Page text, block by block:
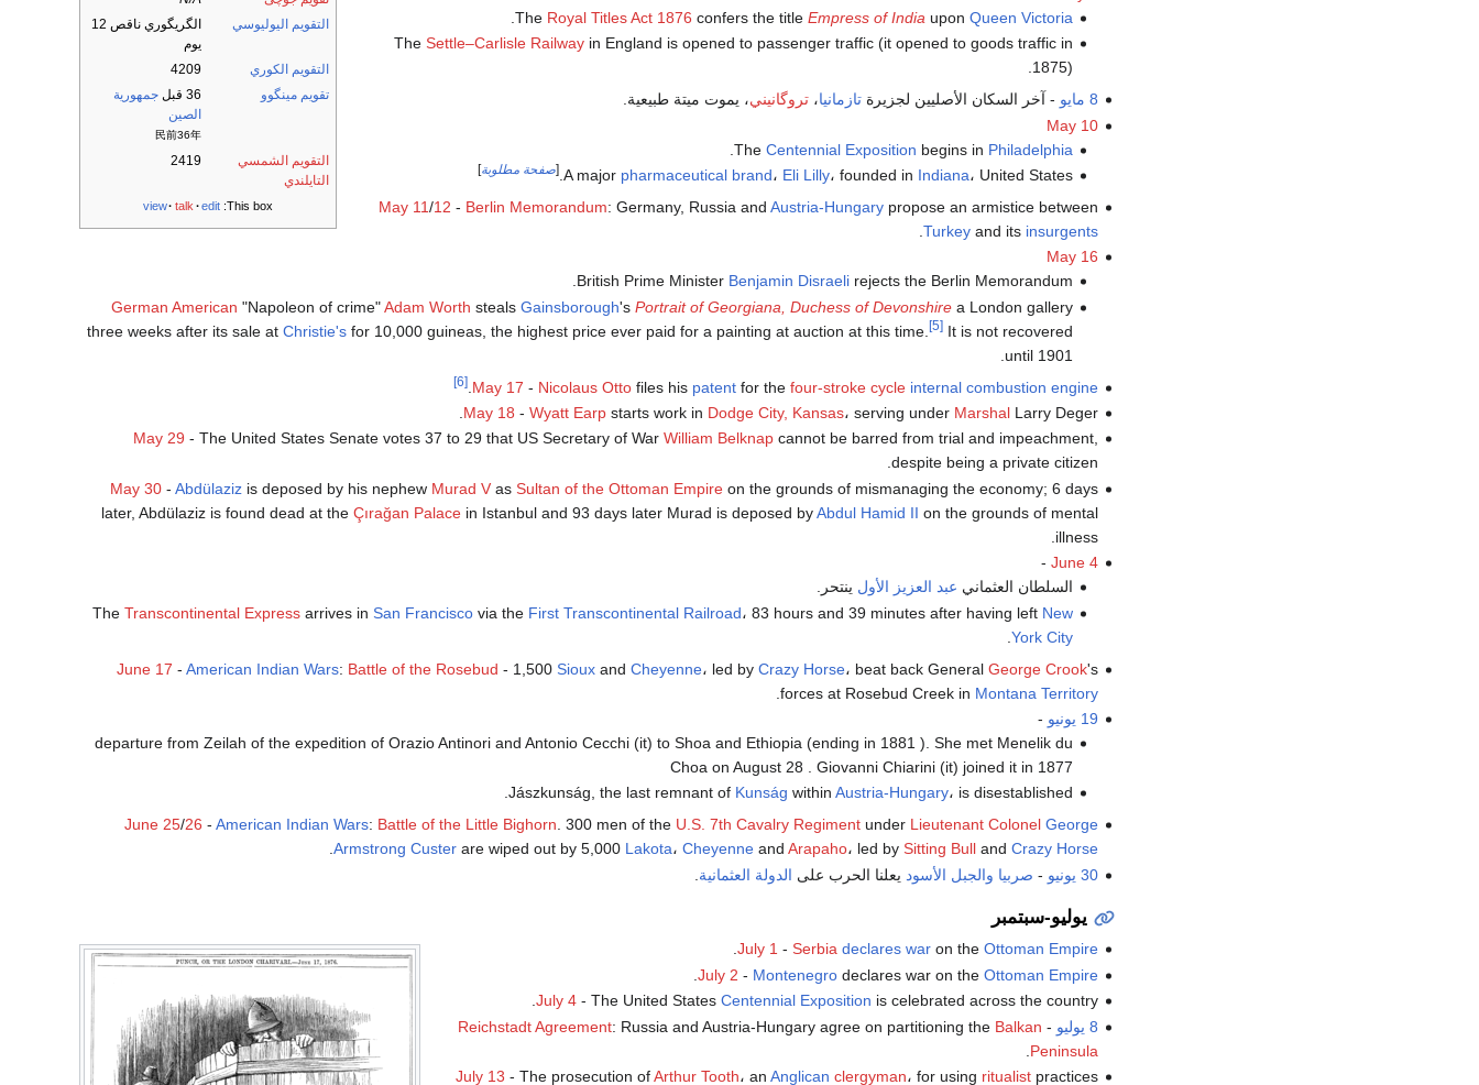
التقويم اليوليوسي
الگريگوري ناقص 12
يوم
التقويم الكوري
4209
تقويم مينگوو
36 قبل
جمهورية
الصين
民前36年
التقويم الشمسي
التايلندي
2419
This box:
view talk edit
The Royal Titles Act 1876 confers the titleEmpress of India uponQueen Victoria
.
TheSettle–Carlisle Railway in England is opened to passenger traffic (it opened to goods traffic in
1875).
8 مايو
- آخر السكان الأصليين لجزيرةتازمانيا،تروگانيني، يموت ميتة طبيعية.
May 10
TheCentennial Exposition begins in Philadelphia
.
A major pharmaceutical brand، Eli Lilly، founded in Indiana، United States. [صفحة مطلوبة]
May 11/12 - Berlin Memorandum: Germany, Russia and Austria-Hungarypropose an armistice between
Turkeyand its insurgents
May 16
British Prime Minister Benjamin Disraeli rejects the Berlin Memorandum.
German American "Napoleon of crime"Adam Worth stealsGainsborough'sPortrait of Georgiana, Duchess of Devonshire a London gallery
three weeks after its sale atChristie's for 10,000 guineas, the highest price ever paid for a painting at auction at this time. [5] It is not recovered
until 1901.
May 17 - Nicolaus Ottofiles his patentfor the four-stroke cycle internal combustion engine
.
[6]
May 18 - Wyatt Earpstarts work in Dodge City, Kansas، serving under MarshalLarry Deger.
May 29 - The United States Senate votes 37 to 29 that US Secretary of War William Belknapcannot be barred from trial and impeachment,
despite being a private citizen.
May 30- Abdülazizis deposed by his nephew Murad Vas Sultan of the Ottoman Empireon the grounds of mismanaging the economy; 6 days
later, Abdülaziz is found dead at the Çırağan Palacein Istanbul and 93 days later Murad is deposed byAbdul Hamid II on the grounds of mental
illness.
June 4
-
السلطان العثماني عبد العزيز الأول ينتحر.
TheTranscontinental Express arrives inSan Francisco via the First Transcontinental Railroad، 83 hours and 39 minutes after having left New
York City
.
June 17 - American Indian Wars: Battle of the Rosebud - 1,500 Siouxand Cheyenne، led by Crazy Horse، beat back General George Crook's
forces at Rosebud Creek in Montana Territory
19 يونيو
-
departure from Zeilah of the expedition of Orazio Antinori and Antonio Cecchi (it) to Shoa and Ethiopia (ending in 1881 ). She met Menelik du
Choa on August 28 . Giovanni Chiarini (it) joined it in 1877
Jászkunság, the last remnant of Kunság withinAustria-Hungary، is disestablished.
June 25/26 - American Indian Wars: Battle of the Little Bighorn. 300 men of the U.S. 7th Cavalry Regimentunder Lieutenant Colonel George
Armstrong Custerare wiped out by 5,000 Lakota، Cheyenneand Arapaho، led by Sitting Bulland Crazy Horse
.
30 يونيو
- صربيا والجبل الأسود يعلنا الحرب على الدولة العثمانية
يوليو-سبتمبر
July 1 - Serbia declares waron the Ottoman Empire
.
July 2 - Montenegrodeclares war on the Ottoman Empire
July 4- The United States Centennial Exposition is celebrated across the country.
8 يوليو
-
Reichstadt Agreement: Russia and Austria-Hungary agree on partitioning the Balkan
Peninsula
July 13 - The prosecution ofArthur Tooth، an Anglican clergyman، for using ritualistpractices